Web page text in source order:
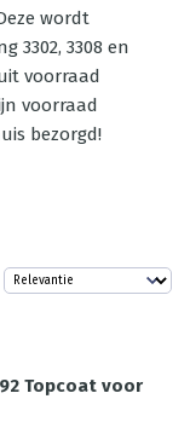
wordt
3302, 3308 en
voorraad
voorraad
bezorgd!
Topcoat voor